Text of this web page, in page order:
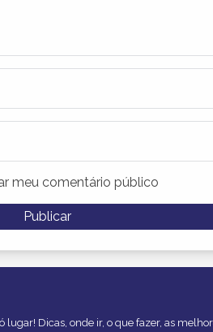
meu comentário público
lugar! Dicas, onde ir, o que fazer, as